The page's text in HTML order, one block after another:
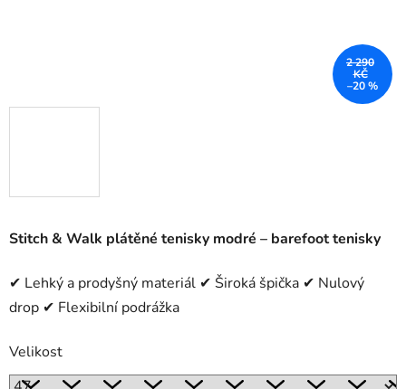
Stitch & Walk plátěné tenisky modré – barefoot tenisky
✔ Lehký a prodyšný materiál ✔ Široká špička ✔ Nulový
drop ✔ Flexibilní podrážka
Velikost
2 290
KČ
–20 %